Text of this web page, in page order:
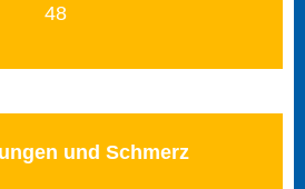
48
und Schmerz